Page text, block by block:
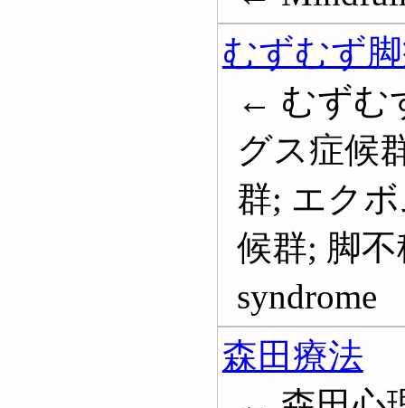
むずむず
← むずむ
グス症候
群; エク
候群; 脚不
syndrome
森田療法